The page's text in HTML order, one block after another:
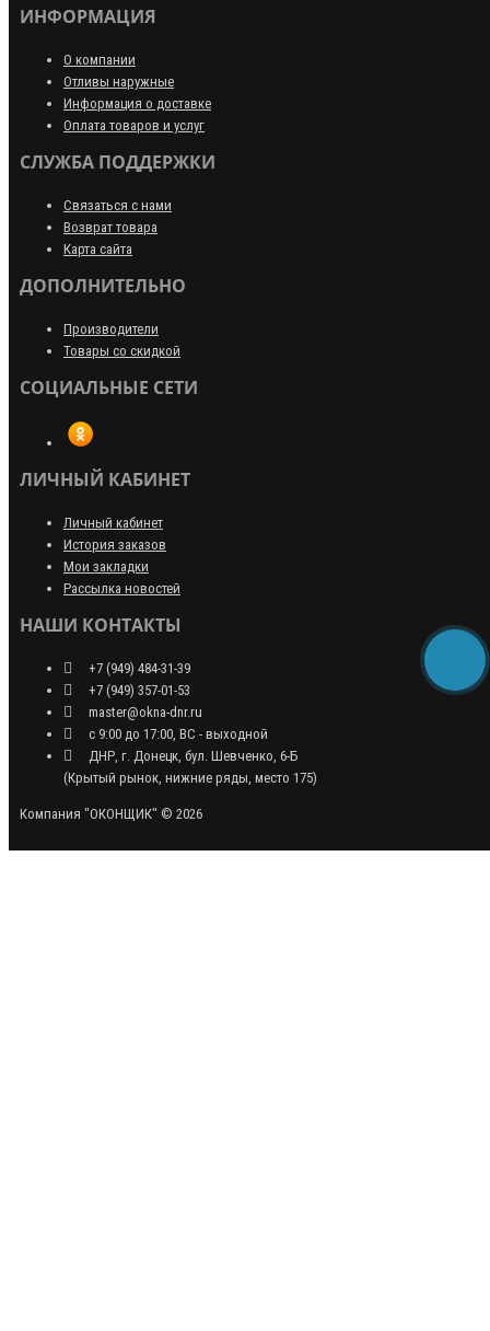
ИНФОРМАЦИЯ
О компании
Отливы наружные
Информация о доставке
Оплата товаров и услуг
СЛУЖБА ПОДДЕРЖКИ
Связаться с нами
Возврат товара
Карта сайта
ДОПОЛНИТЕЛЬНО
Производители
Товары со скидкой
СОЦИАЛЬНЫЕ СЕТИ
ЛИЧНЫЙ КАБИНЕТ
Личный кабинет
История заказов
Мои закладки
Рассылка новостей
НАШИ КОНТАКТЫ
+7 (949) 484-31-39
+7 (949) 357-01-53
master@okna-dnr.ru
с 9:00 до 17:00, ВС - выходной
ДНР, г. Донецк, бул. Шевченко, 6-Б
(Крытый рынок, нижние ряды, место 175)
Компания "ОКОНЩИК" © 2026